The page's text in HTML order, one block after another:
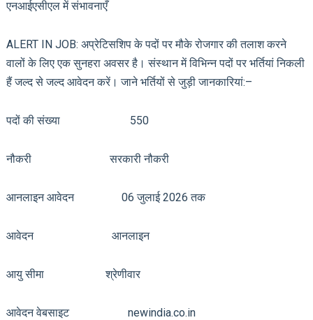
एनआईएसीएल में संभावनाएँ
ALERT IN JOB: अप्रेटिसशिप के पदों पर मौके रोजगार की तलाश करने
वालों के लिए एक सुनहरा अवसर है। संस्थान में विभिन्न पदों पर भर्तियां निकली
हैं जल्द से जल्द आवेदन करें। जाने भर्तियों से जुड़ी जानकारियां:–
पदों की संख्या 550
नौकरी सरकारी नौकरी
आनलाइन आवेदन 06 जुलाई 2026 तक
आवेदन आनलाइन
आयु सीमा श्रेणीवार
आवेदन वेबसाइट newindia.co.in